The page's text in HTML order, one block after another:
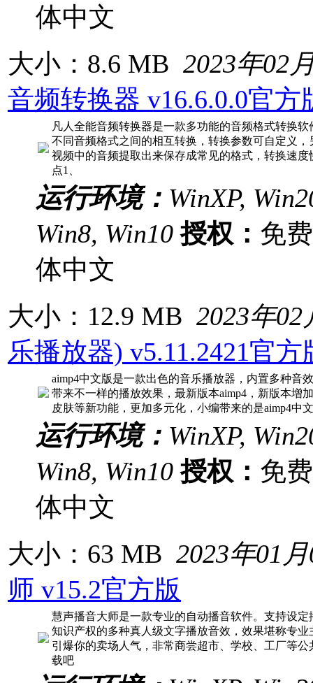
体中文
大小：8.6 MB 2023年02
音频转换器 v16.6.0.0官方
凡人全能音频转换器是一款多功能的音频格式转换
不同音频格式之间的相互转换，转换参数可自定义
视频中的音频提取出来保存成常见的格式，转换速
点1、
运行环境： WinXP,
Win8, Win10 授权： 免
体中文
大小：12.9 MB 2023年02
乐播放器) v5.11.2421官方
aimp4中文版是一款出色的音乐播放器，内置多种音
带来不一样的播放效果，最新版本aimp4，新版本增
皮肤等新功能，更加多元化，小编带来的是aimp4中
运行环境： WinXP,
Win8, Win10 授权： 免
体中文
大小：63 MB 2023年01
师 v15.2官方版
慧声播音大师是一款专业的自动播音软件。支持设
知识产权的多种真人级文字播放音效，效果堪称专
引爆你的卖场人气，非常商尝超市、学校、工厂等
载吧